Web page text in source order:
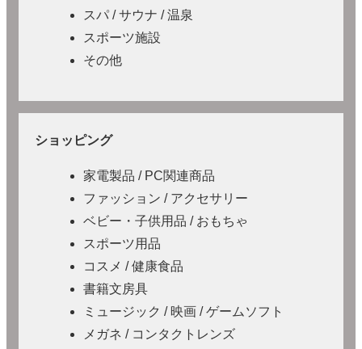
スパ / サウナ / 温泉
スポーツ施設
その他
ショッピング
家電製品 / PC関連商品
ファッション / アクセサリー
ベビー・子供用品 / おもちゃ
スポーツ用品
コスメ / 健康食品
書籍文房具
ミュージック / 映画 / ゲームソフト
メガネ / コンタクトレンズ